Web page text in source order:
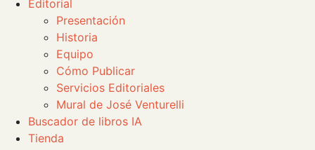
Editorial
Presentación
Historia
Equipo
Cómo Publicar
Servicios Editoriales
Mural de José Venturelli
Buscador de libros IA
Tienda